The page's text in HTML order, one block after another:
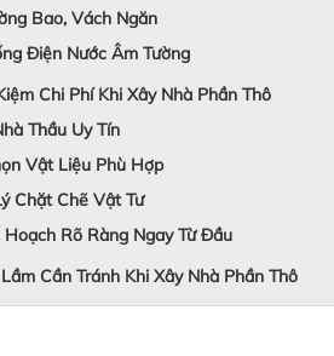
Bao, Vách Ngăn
Điện Nước Âm Tường
Chi Phí Khi Xây Nhà Phần Thô
Thầu Uy Tín
Vật Liệu Phù Hợp
Chặt Chẽ Vật Tư
Hoạch Rõ Ràng Ngay Từ Đầu
Cần Tránh Khi Xây Nhà Phần Thô